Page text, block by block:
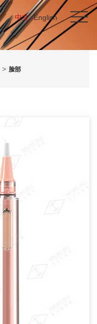
中文 English
> 脸部